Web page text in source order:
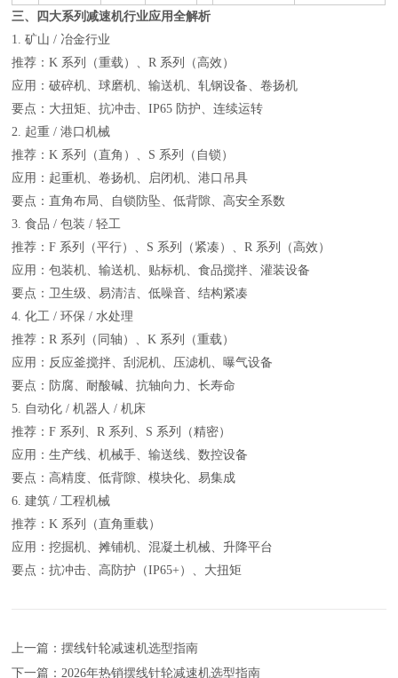
三、四大系列减速机行业应用全解析
1. 矿山 / 冶金行业
推荐：K 系列（重载）、R 系列（高效）
应用：破碎机、球磨机、输送机、轧钢设备、卷扬机
要点：大扭矩、抗冲击、IP65 防护、连续运转
2. 起重 / 港口机械
推荐：K 系列（直角）、S 系列（自锁）
应用：起重机、卷扬机、启闭机、港口吊具
要点：直角布局、自锁防坠、低背隙、高安全系数
3. 食品 / 包装 / 轻工
推荐：F 系列（平行）、S 系列（紧凑）、R 系列（高效）
应用：包装机、输送机、贴标机、食品搅拌、灌装设备
要点：卫生级、易清洁、低噪音、结构紧凑
4. 化工 / 环保 / 水处理
推荐：R 系列（同轴）、K 系列（重载）
应用：反应釜搅拌、刮泥机、压滤机、曝气设备
要点：防腐、耐酸碱、抗轴向力、长寿命
5. 自动化 / 机器人 / 机床
推荐：F 系列、R 系列、S 系列（精密）
应用：生产线、机械手、输送线、数控设备
要点：高精度、低背隙、模块化、易集成
6. 建筑 / 工程机械
推荐：K 系列（直角重载）
应用：挖掘机、摊铺机、混凝土机械、升降平台
要点：抗冲击、高防护（IP65+）、大扭矩
上一篇：摆线针轮减速机选型指南
下一篇：2026年热销摆线针轮减速机选型指南